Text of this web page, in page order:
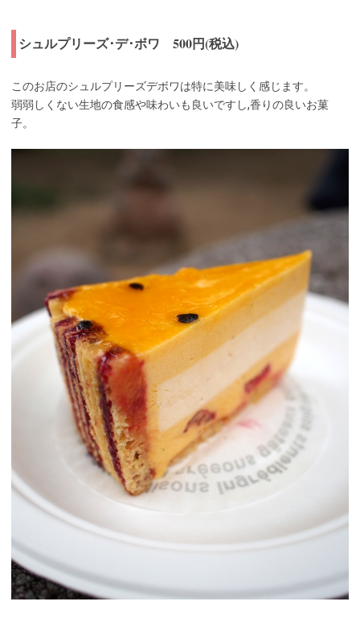
シュルプリーズ･デ･ボワ 500円(税込)
このお店のシュルプリーズデボワは特に美味しく感じます。
弱弱しくない生地の食感や味わいも良いですし,香りの良いお菓
子。